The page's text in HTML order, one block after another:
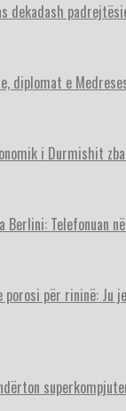
dekadash
diplomat e
i Durmishit
Berlini: Telefonuan
porosi për rininë: Ju